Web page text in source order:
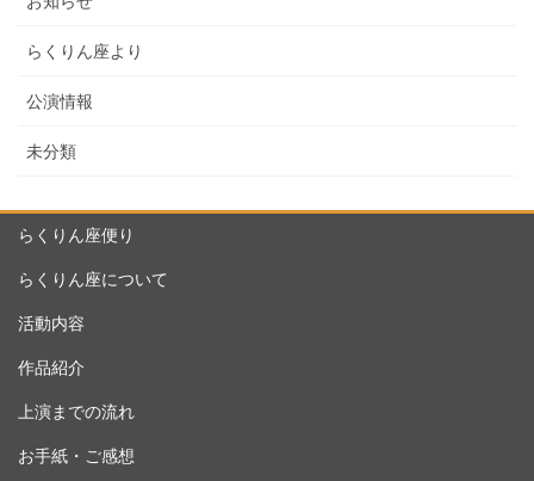
らくりん座より
公演情報
未分類
らくりん座便り
らくりん座について
活動内容
作品紹介
上演までの流れ
お手紙・ご感想